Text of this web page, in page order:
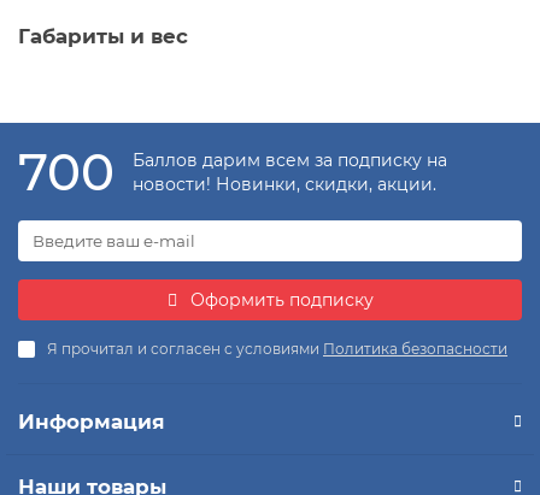
Габариты и вес
700
Баллов дарим всем за подписку на
новости! Новинки, скидки, акции.
Оформить подписку
Я прочитал и согласен с условиями Политика безопасности
Информация
Наши товары